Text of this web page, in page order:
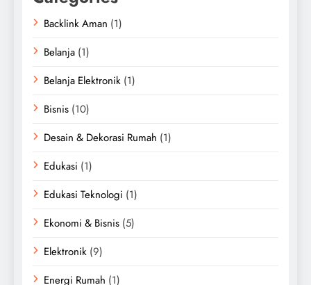
Backlink Aman (1)
Belanja (1)
Belanja Elektronik (1)
Bisnis (10)
Desain & Dekorasi Rumah (1)
Edukasi (1)
Edukasi Teknologi (1)
Ekonomi & Bisnis (5)
Elektronik (9)
Energi Rumah (1)